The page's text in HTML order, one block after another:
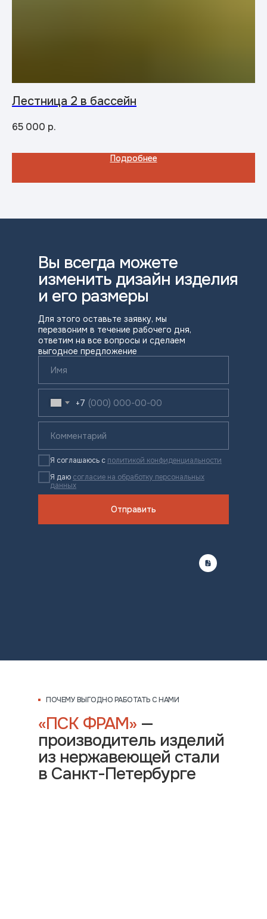
Лестница 2 в бассейн
65 000 р.
Подробнее
Вы всегда можете
изменить дизайн изделия
и его размеры
Для этого оставьте заявку, мы
перезвоним в течение рабочего дня,
ответим на все вопросы и сделаем
выгодное предложение
+7
Я соглашаюсь с политикой конфиденциальности
Я даю согласие на обработку персональных
данных
Отправить
«ПСК ФРАМ» —
производитель изделий
из нержавеющей стали
в Санкт-Петербурге
ПОЧЕМУ ВЫГОДНО РАБОТАТЬ С НАМИ